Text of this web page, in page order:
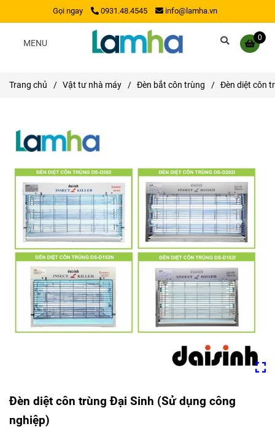
Gọi ngay 0931.48.4545 info@lamha.vn
0
MENU
Trang chủ / Vật tư nhà máy / Đèn bắt côn trùng / Đèn diệt côn
Đèn diệt côn trùng Đại Sinh (Sử dụng công
nghiệp)